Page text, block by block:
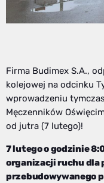
Firma Budimex S.A.,
kolejowej na odcinku
wprowadzeniu
Męczenników
od jutra (7 lutego)!
7 lutego o godzinie
organizacji ruchu dla
przebudowywanego